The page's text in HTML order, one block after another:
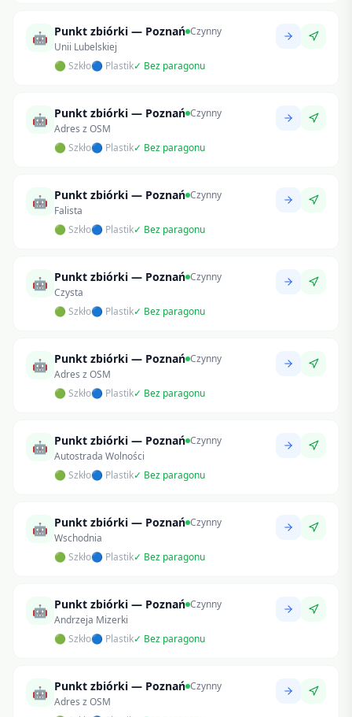
🤖 Punkt zbiórki — Poznań Czynny
Unii Lubelskiej
🟢 Szkło🔵 Plastik✓ Bez paragonu
🤖 Punkt zbiórki — Poznań Czynny
Adres z OSM
🟢 Szkło🔵 Plastik✓ Bez paragonu
🤖 Punkt zbiórki — Poznań Czynny
Falista
🟢 Szkło🔵 Plastik✓ Bez paragonu
🤖 Punkt zbiórki — Poznań Czynny
Czysta
🟢 Szkło🔵 Plastik✓ Bez paragonu
🤖 Punkt zbiórki — Poznań Czynny
Adres z OSM
🟢 Szkło🔵 Plastik✓ Bez paragonu
🤖 Punkt zbiórki — Poznań Czynny
Autostrada Wolności
🟢 Szkło🔵 Plastik✓ Bez paragonu
🤖 Punkt zbiórki — Poznań Czynny
Wschodnia
🟢 Szkło🔵 Plastik✓ Bez paragonu
🤖 Punkt zbiórki — Poznań Czynny
Andrzeja Mizerki
🟢 Szkło🔵 Plastik✓ Bez paragonu
🤖 Punkt zbiórki — Poznań Czynny
Adres z OSM